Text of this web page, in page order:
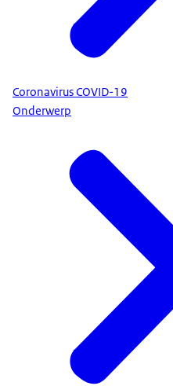
Coronavirus COVID-19
Onderwerp